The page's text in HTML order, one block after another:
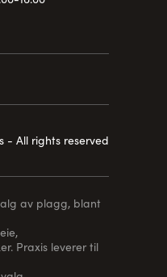
- All rights reserved
av plagg, blant
Praxis leverer til